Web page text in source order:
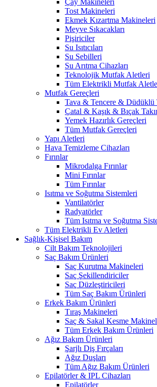
Çay Makineleri
Tost Makineleri
Ekmek Kızartma Makineleri
Meyve Sıkacakları
Pişiriciler
Su Isıtıcıları
Su Sebilleri
Su Arıtma Cihazları
Teknolojik Mutfak Aletleri
Tüm Elektrikli Mutfak
Mutfak Gereçleri
Tava & Tencere & Düdüklü
Çatal & Kaşık & Bıçak
Yemek Hazırlık Gereçleri
Tüm Mutfak Gereçleri
Yapı Aletleri
Hava Temizleme Cihazları
Fırınlar
Mikrodalga Fırınlar
Mini Fırınlar
Tüm Fırınlar
Isıtma ve Soğutma Sistemleri
Vantilatörler
Radyatörler
Tüm Isıtma ve Soğutma
Tüm Elektrikli Ev Aletleri
Sağlık-Kişisel Bakım
Cilt Bakım Teknolojileri
Saç Bakım Ürünleri
Saç Kurutma Makineleri
Saç Şekillendiriciler
Saç Düzleştiricileri
Tüm Saç Bakım Ürünleri
Erkek Bakım Ürünleri
Tıraş Makineleri
Saç & Sakal Kesme
Tüm Erkek Bakım Ürünleri
Ağız Bakım Ürünleri
Şarjlı Diş Fırçaları
Ağız Duşları
Tüm Ağız Bakım Ürünleri
Epilatörler & IPL Cihazları
Epilatörler